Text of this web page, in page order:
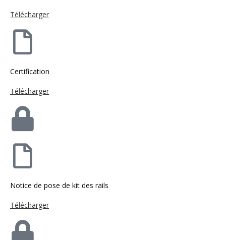
Télécharger
Certification
Télécharger
Notice de pose de kit des rails
Télécharger